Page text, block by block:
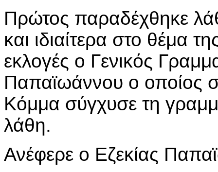
Πρώτος παραδέχθηκε
και ιδιαίτερα στο θέμα
εκλογές ο Γενικός
Παπαϊωάννου ο οποίος
Κόμμα σύγχυσε τη
λάθη.
Ανέφερε ο Εζεκίας